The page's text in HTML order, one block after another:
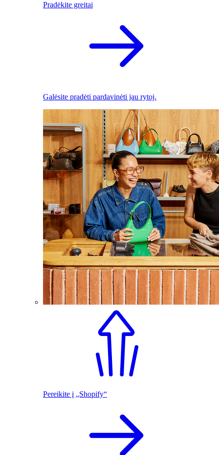
Pradėkite greitai
Galėsite pradėti pardavinėti jau rytoj.
Pereikite į „Shopify“